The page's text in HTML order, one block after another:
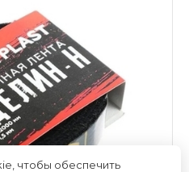
чтобы обеспечить